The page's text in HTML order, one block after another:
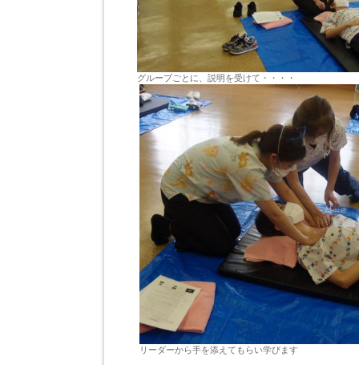
グループごとに、説明を受けて・・・・
リーダーから手を添えてもらい学びます